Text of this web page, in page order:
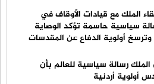
الملك مع قيادات الأوقاف في
سياسية حاسمة تؤكد الوصاية
أولوية الدفاع عن المقدسات
الملك رسالة سياسية للعالم بأن
أولوية أردنية